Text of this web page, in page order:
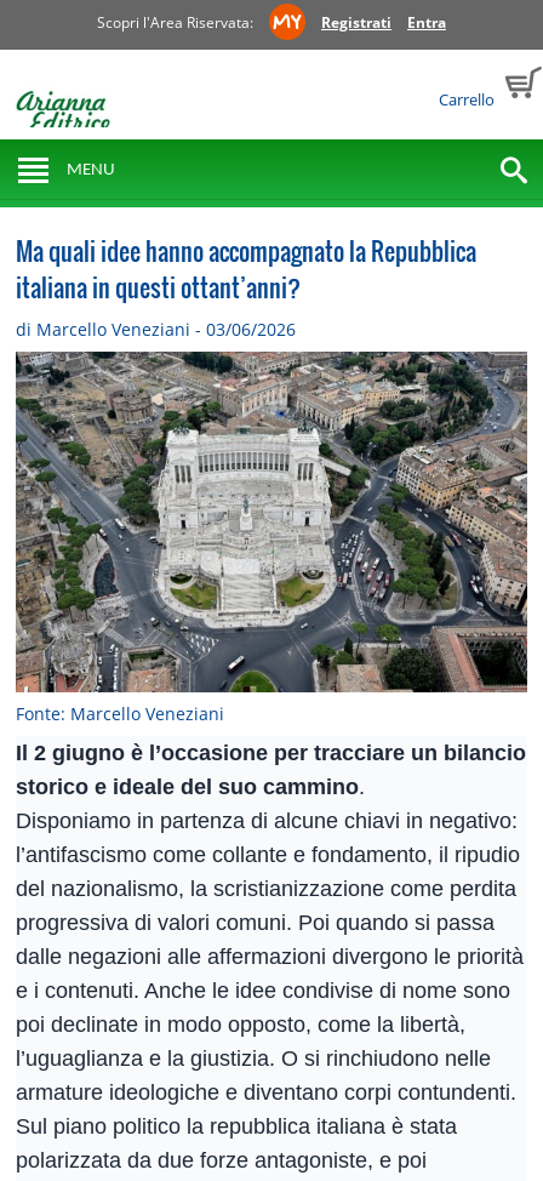
Scopri l'Area Riservata: Registrati Entra
Carrello
MENU
Ma quali idee hanno accompagnato la Repubblica
italiana in questi ottant’anni?
di Marcello Veneziani - 03/06/2026
Fonte: Marcello Veneziani
Il 2 giugno è l’occasione per tracciare un bilancio
storico e ideale del suo cammino.
Disponiamo in partenza di alcune chiavi in negativo:
l’antifascismo come collante e fondamento, il ripudio
del nazionalismo, la scristianizzazione come perdita
progressiva di valori comuni. Poi quando si passa
dalle negazioni alle affermazioni divergono le priorità
e i contenuti. Anche le idee condivise di nome sono
poi declinate in modo opposto, come la libertà,
l’uguaglianza e la giustizia. O si rinchiudono nelle
armature ideologiche e diventano corpi contundenti.
Sul piano politico la repubblica italiana è stata
polarizzata da due forze antagoniste, e poi